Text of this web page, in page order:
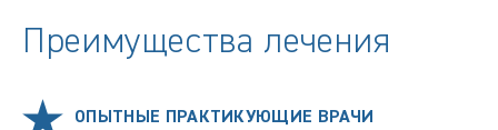
Преимущества лечения
ОПЫТНЫЕ ПРАКТИКУЮЩИЕ ВРАЧИ